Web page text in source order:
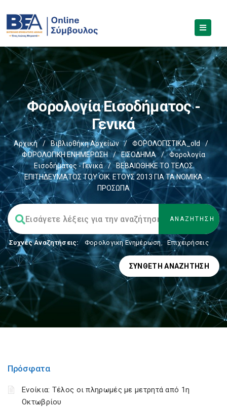
Φορολογία Εισοδήματος -
Γενικά
Αρχική / Βιβλιοθήκη Αρχείων / ΦΟΡΟΛΟΓΙΣΤΙΚΑ_old
/
ΦΟΡΟΛΟΓΙΚΗ ΕΝΗΜΕΡΩΣΗ
/ ΕΙΣΟΔΗΜΑ /
Φορολογία
Εισοδήματος - Γενικά
/
ΒΕΒΑΙΩΘΗΚΕ ΤΟ ΤΕΛΟΣ
ΕΠΙΤΗΔΕΥΜΑΤΟΣ ΤΟΥ ΟΙΚ. ΕΤΟΥΣ 2013 ΓΙΑ ΤΑ ΝΟΜΙΚΑ
ΠΡΟΣΩΠΑ
Συχνές Αναζητήσεις: Φορολογικη Ενημέρωση, Επιχειρήσεις
ΣΎΝΘΕΤΗ ΑΝΑΖΉΤΗΣΗ
Πρόσφατα
Ενοίκια: Τέλος οι πληρωμές με μετρητά από 1η
Οκτωβρίου